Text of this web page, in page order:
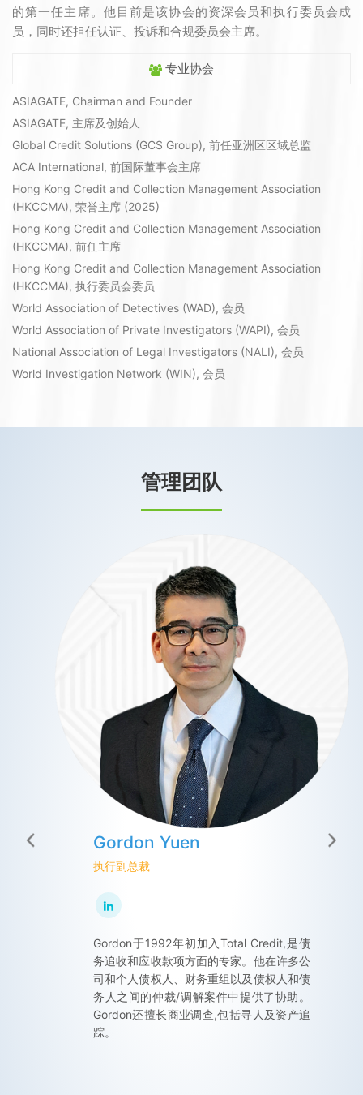
的第一任主席。他目前是该协会的资深会员和执行委员会成
员，同时还担任认证、投诉和合规委员会主席。
专业协会
ASIAGATE, Chairman and Founder
ASIAGATE, 主席及创始人
Global Credit Solutions (GCS Group), 前任亚洲区区域总监
ACA International, 前国际董事会主席
Hong Kong Credit and Collection Management Association
(HKCCMA), 荣誉主席 (2025)
Hong Kong Credit and Collection Management Association
(HKCCMA), 前任主席
Hong Kong Credit and Collection Management Association
(HKCCMA), 执行委员会委员
World Association of Detectives (WAD), 会员
World Association of Private Investigators (WAPI), 会员
National Association of Legal Investigators (NALI), 会员
World Investigation Network (WIN), 会员
管理团队
Gordon Yuen
执行副总裁
Gordon于1992年初加入Total Credit,是债
务追收和应收款项方面的专家。他在许多公
司和个人债权人、财务重组以及债权人和债
务人之间的仲裁/调解案件中提供了协助。
Gordon还擅长商业调查,包括寻人及资产追
踪。
Maco Yeung
执行副总裁
Maco于1989年加入Total Credit,拥有30多
年的客户管理和人力资源管理经验。 Maco
于2018年担任人才管理、人力资源、财务
和行政部门的副总裁。
Peter Wong
执行副总裁
Peter在国际业务拓展方面拥有丰富的经验,
深入了解企业安全和信用风险管理,专注于
信用风险、尽职调查、背景验证和调查。他
还曾担任该地区各种信用和风险管理研讨会
的演讲嘉宾。他是香港信用管理学会
(HKCCMA)执行委员会成员和公共关系委员